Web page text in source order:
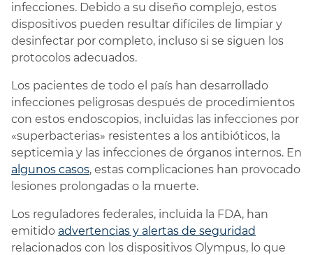
infecciones. Debido a su diseño complejo, estos
dispositivos pueden resultar difíciles de limpiar y
desinfectar por completo, incluso si se siguen los
protocolos adecuados.
Los pacientes de todo el país han desarrollado
infecciones peligrosas después de procedimientos
con estos endoscopios, incluidas las infecciones por
«superbacterias» resistentes a los antibióticos, la
septicemia y las infecciones de órganos internos. En
algunos casos, estas complicaciones han provocado
lesiones prolongadas o la muerte.
Los reguladores federales, incluida la FDA, han
emitido advertencias y alertas de seguridad
relacionados con los dispositivos Olympus, lo que